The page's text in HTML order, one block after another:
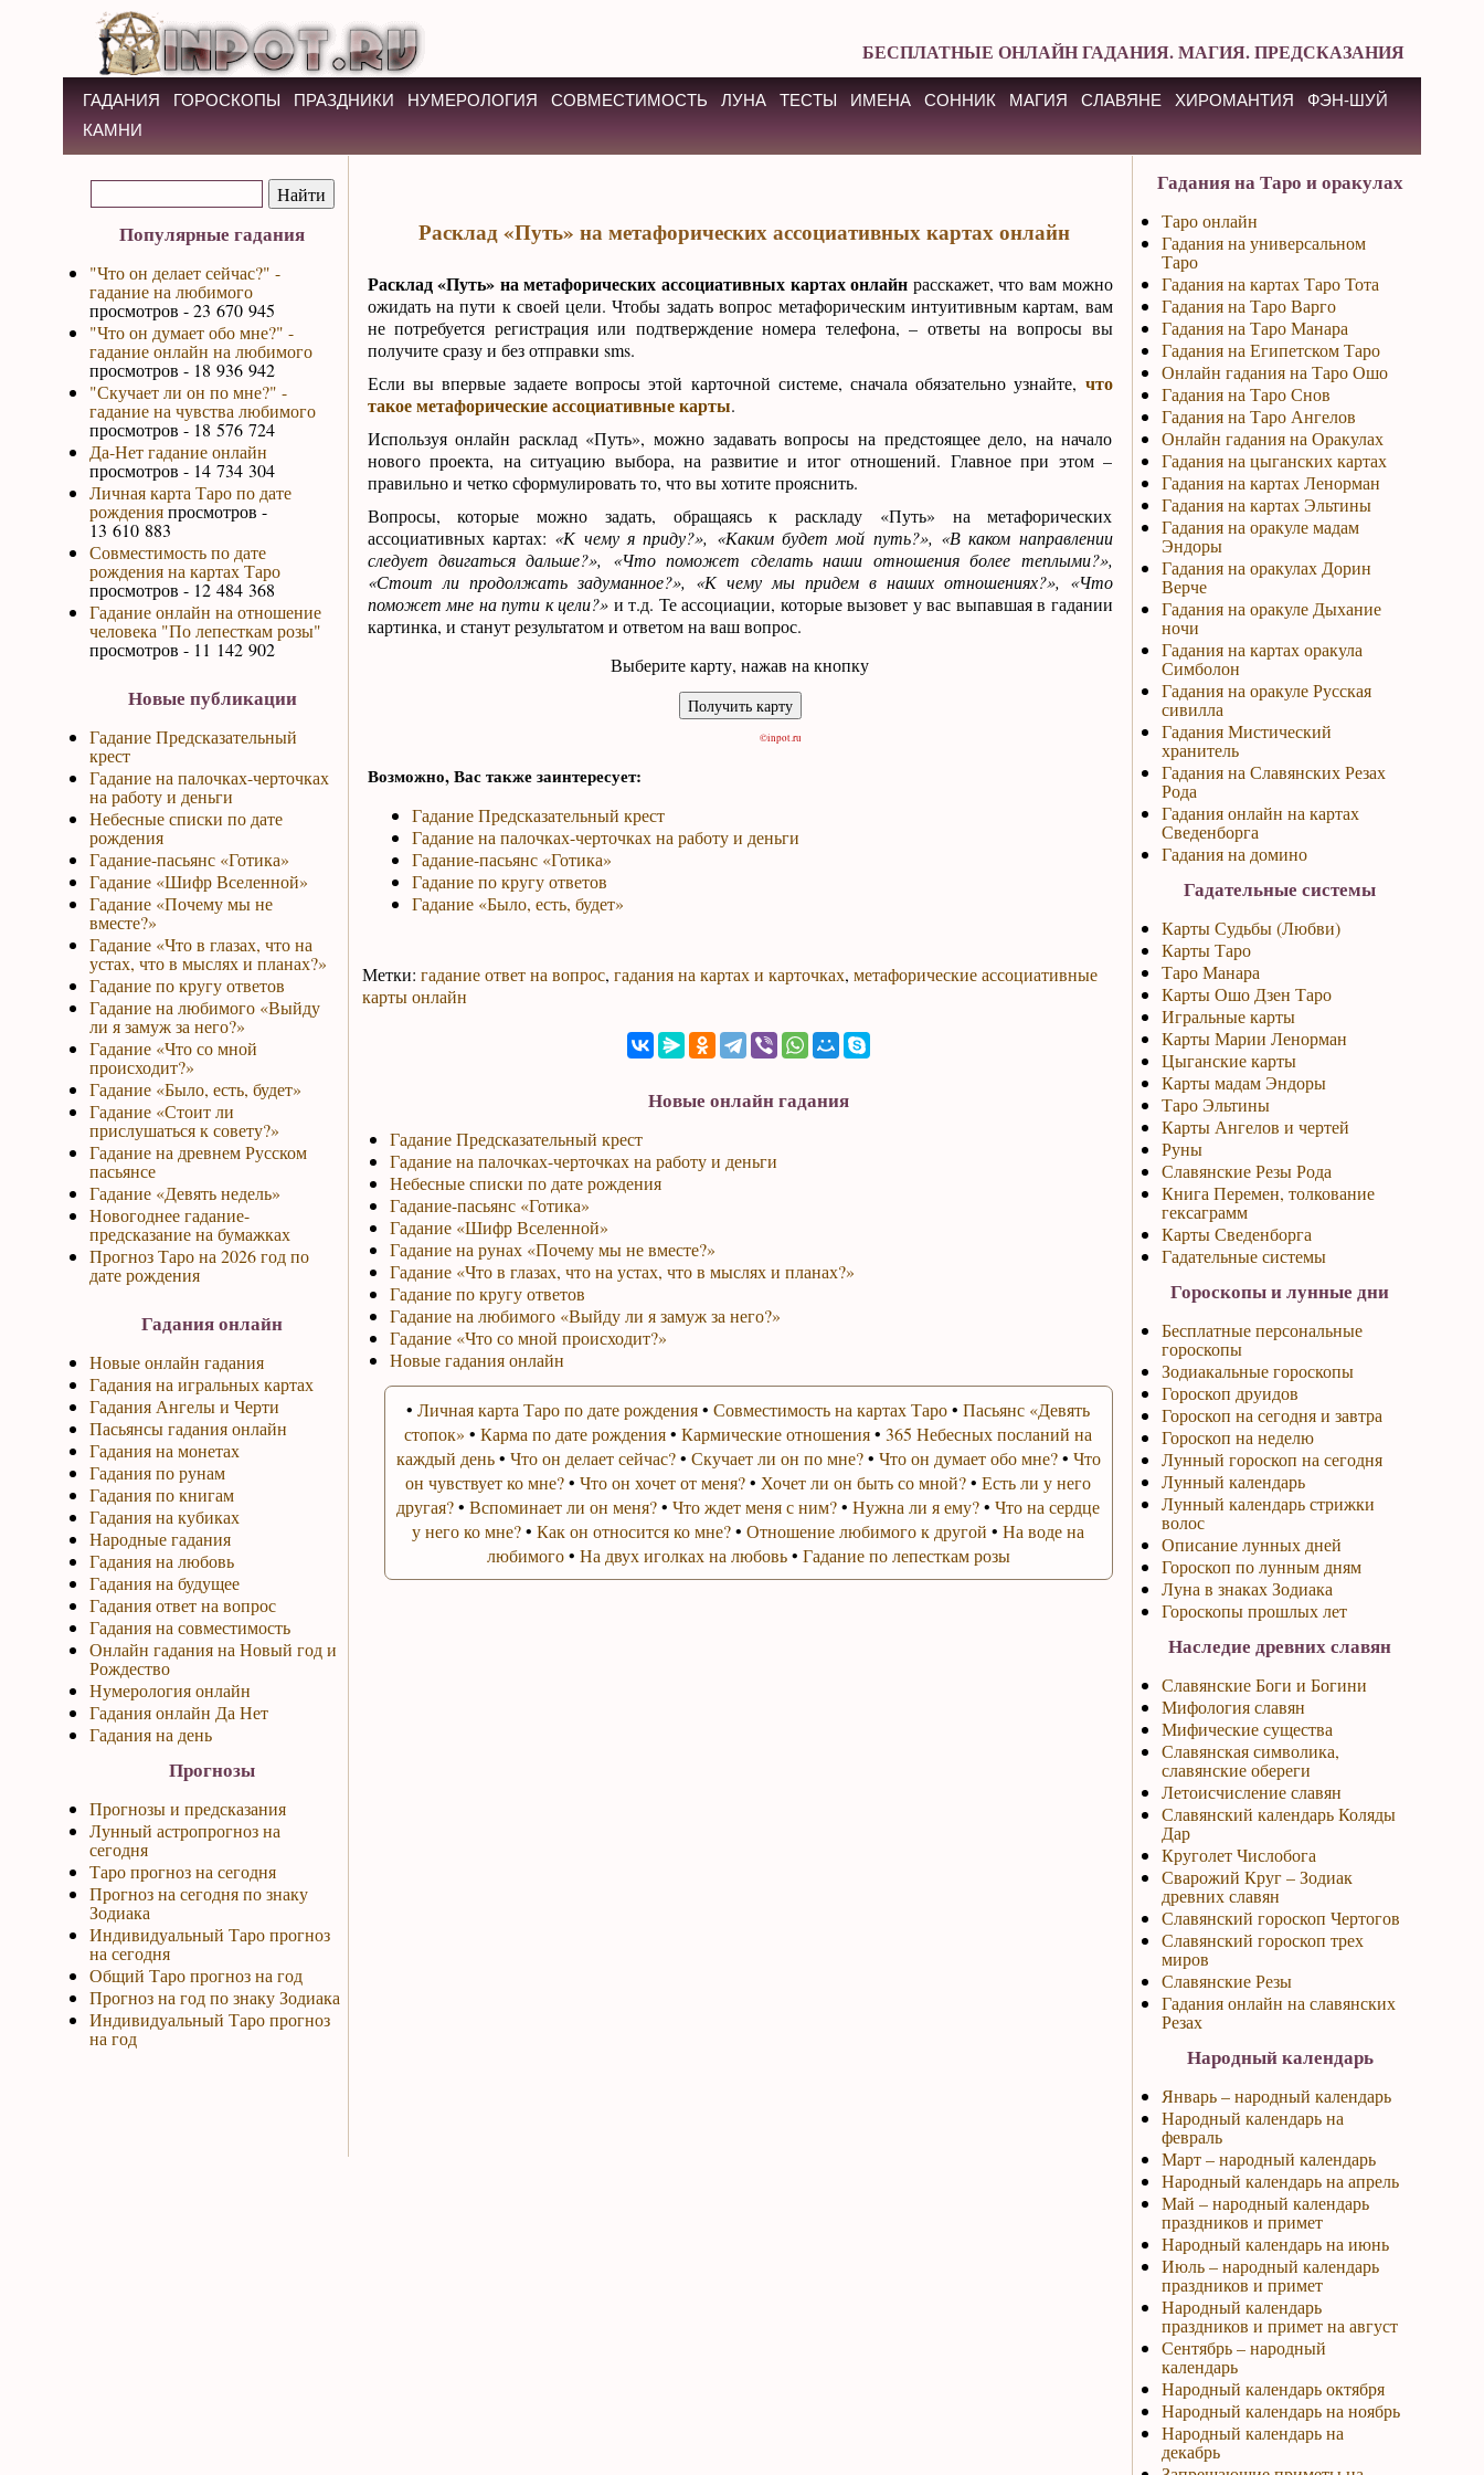
БЕСПЛАТНЫЕ ОНЛАЙН ГАДАНИЯ. МАГИЯ. ПРЕДСКАЗАНИЯ
ГАДАНИЯ ГОРОСКОПЫ ПРАЗДНИКИ НУМЕРОЛОГИЯ СОВМЕСТИМОСТЬ ЛУНА ТЕСТЫ ИМЕНА СОННИК МАГИЯ СЛАВЯНЕ ХИРОМАНТИЯ
ФЭН-ШУЙ
КАМНИ
Популярные гадания
"Что он делает сейчас?" -
гадание на любимого
просмотров - 23 670 945
"Что он думает обо мне?" -
гадание онлайн на любимого
просмотров - 18 936 942
"Скучает ли он по мне?" -
гадание на чувства любимого
просмотров - 18 576 724
Да-Нет гадание онлайн
просмотров - 14 734 304
Личная карта Таро по дате
рожденияпросмотров -
13 610 883
Совместимость по дате
рождения на картах Таро
просмотров - 12 484 368
Гадание онлайн на отношение
человека "По лепесткам розы"
просмотров - 11 142 902
Новые публикации
Гадание Предсказательный
крест
Гадание на палочках-черточках
на работу и деньги
Небесные списки по дате
рождения
Гадание-пасьянс «Готика»
Гадание «Шифр Вселенной»
Гадание «Почему мы не
вместе?»
Гадание «Что в глазах, что на
устах, что в мыслях и планах?»
Гадание по кругу ответов
Гадание на любимого «Выйду
ли я замуж за него?»
Гадание «Что со мной
происходит?»
Гадание «Было, есть, будет»
Гадание «Стоит ли
прислушаться к совету?»
Гадание на древнем Русском
пасьянсе
Гадание «Девять недель»
Новогоднее гадание-
предсказание на бумажках
Прогноз Таро на 2026 год по
дате рождения
Гадания онлайн
Новые онлайн гадания
Гадания на игральных картах
Гадания Ангелы и Черти
Пасьянсы гадания онлайн
Гадания на монетах
Гадания по рунам
Гадания по книгам
Гадания на кубиках
Народные гадания
Гадания на любовь
Гадания на будущее
Гадания ответ на вопрос
Гадания на совместимость
Онлайн гадания на Новый год и
Рождество
Нумерология онлайн
Гадания онлайн Да Нет
Гадания на день
Прогнозы
Прогнозы и предсказания
Лунный астропрогноз на
сегодня
Таро прогноз на сегодня
Прогноз на сегодня по знаку
Зодиака
Индивидуальный Таро прогноз
на сегодня
Общий Таро прогноз на год
Прогноз на год по знаку Зодиака
Индивидуальный Таро прогноз
на год
Расклад «Путь» на метафорических ассоциативных картах онлайн
Расклад «Путь» на метафорических ассоциативных картах онлайн расскажет, что вам можно
ожидать на пути к своей цели. Чтобы задать вопрос метафорическим интуитивным картам, вам
не потребуется регистрация или подтверждение номера телефона, – ответы на вопросы вы
получите сразу и без отправки sms.
Если вы впервые задаете вопросы этой карточной системе, сначала обязательно узнайте, что
такое метафорические ассоциативные карты.
Используя онлайн расклад «Путь», можно задавать вопросы на предстоящее дело, на начало
нового проекта, на ситуацию выбора, на развитие и итог отношений. Главное при этом –
правильно и четко сформулировать то, что вы хотите прояснить.
Вопросы, которые можно задать, обращаясь к раскладу «Путь» на метафорических
ассоциативных картах: «К чему я приду?», «Каким будет мой путь?», «В каком направлении
следует двигаться дальше?», «Что поможет сделать наши отношения более теплыми?»,
«Стоит ли продолжать задуманное?», «К чему мы придем в наших отношениях?», «Что
поможет мне на пути к цели?» и т.д. Те ассоциации, которые вызовет у вас выпавшая в гадании
картинка, и станут результатом и ответом на ваш вопрос.
Выберите карту, нажав на кнопку
©inpot.ru
Возможно, Вас также заинтересует:
Гадание Предсказательный крест
Гадание на палочках-черточках на работу и деньги
Гадание-пасьянс «Готика»
Гадание по кругу ответов
Гадание «Было, есть, будет»
Метки: гадание ответ на вопрос, гадания на картах и карточках, метафорические ассоциативные
карты онлайн
Новые онлайн гадания
Гадание Предсказательный крест
Гадание на палочках-черточках на работу и деньги
Небесные списки по дате рождения
Гадание-пасьянс «Готика»
Гадание «Шифр Вселенной»
Гадание на рунах «Почему мы не вместе?»
Гадание «Что в глазах, что на устах, что в мыслях и планах?»
Гадание по кругу ответов
Гадание на любимого «Выйду ли я замуж за него?»
Гадание «Что со мной происходит?»
Новые гадания онлайн
• Личная карта Таро по дате рождения• Совместимость на картах Таро• Пасьянс «Девять
стопок» • Карма по дате рождения• Кармические отношения• 365 Небесных посланий на
каждый день• Что он делает сейчас?• Скучает ли он по мне?• Что он думает обо мне?• Что
он чувствует ко мне?• Что он хочет от меня?• Хочет ли он быть со мной?• Есть ли у него
другая?• Вспоминает ли он меня?• Что ждет меня с ним?• Нужна ли я ему?• Что на сердце
у него ко мне?• Как он относится ко мне?• Отношение любимого к другой • На воде на
любимого• На двух иголках на любовь• Гадание по лепесткам розы
Гадания на Таро и оракулах
Таро онлайн
Гадания на универсальном
Таро
Гадания на картах Таро Тота
Гадания на Таро Варго
Гадания на Таро Манара
Гадания на Египетском Таро
Онлайн гадания на Таро Ошо
Гадания на Таро Снов
Гадания на Таро Ангелов
Онлайн гадания на Оракулах
Гадания на цыганских картах
Гадания на картах Ленорман
Гадания на картах Эльтины
Гадания на оракуле мадам
Эндоры
Гадания на оракулах Дорин
Верче
Гадания на оракуле Дыхание
ночи
Гадания на картах оракула
Симболон
Гадания на оракуле Русская
сивилла
Гадания Мистический
хранитель
Гадания на Славянских Резах
Рода
Гадания онлайн на картах
Сведенборга
Гадания на домино
Гадательные системы
Карты Судьбы (Любви)
Карты Таро
Таро Манара
Карты Ошо Дзен Таро
Игральные карты
Карты Марии Ленорман
Цыганские карты
Карты мадам Эндоры
Таро Эльтины
Карты Ангелов и чертей
Руны
Славянские Резы Рода
Книга Перемен, толкование
гексаграмм
Карты Сведенборга
Гадательные системы
Гороскопы и лунные дни
Бесплатные персональные
гороскопы
Зодиакальные гороскопы
Гороскоп друидов
Гороскоп на сегодня и завтра
Гороскоп на неделю
Лунный гороскоп на сегодня
Лунный календарь
Лунный календарь стрижки
волос
Описание лунных дней
Гороскоп по лунным дням
Луна в знаках Зодиака
Гороскопы прошлых лет
Наследие древних славян
Славянские Боги и Богини
Мифология славян
Мифические существа
Славянская символика,
славянские обереги
Летоисчисление славян
Славянский календарь Коляды
Дар
Круголет Числобога
Сварожий Круг – Зодиак
древних славян
Славянский гороскоп Чертогов
Славянский гороскоп трех
миров
Славянские Резы
Гадания онлайн на славянских
Резах
Народный календарь
Январь – народный календарь
Народный календарь на
февраль
Март – народный календарь
Народный календарь на апрель
Май – народный календарь
праздников и примет
Народный календарь на июнь
Июль – народный календарь
праздников и примет
Народный календарь
праздников и примет на август
Сентябрь – народный
календарь
Народный календарь октября
Народный календарь на ноябрь
Народный календарь на
декабрь